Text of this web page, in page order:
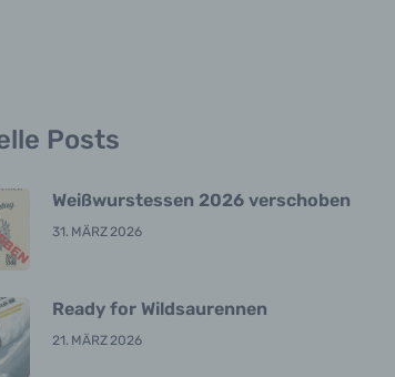
Posts
Weißwurstessen 2026 verschoben
31. MÄRZ 2026
Ready for Wildsaurennen
21. MÄRZ 2026